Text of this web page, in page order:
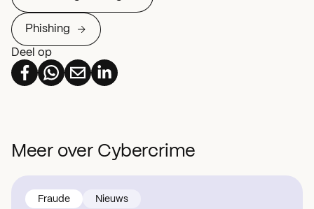
Phishing
Deel op
Meer over Cybercrime
Fraude Nieuws